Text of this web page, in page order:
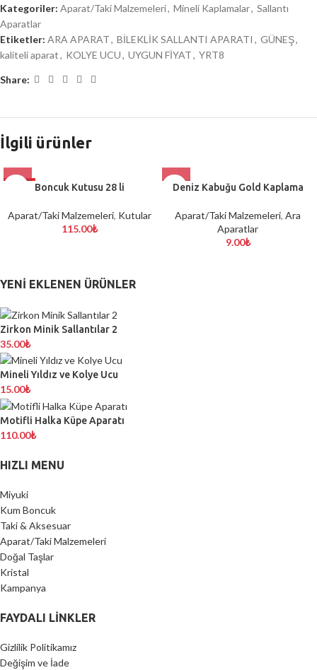
Kategoriler: Aparat/Taki Malzemeleri, Mineli Kaplamalar, Sallantı
Aparatlar
Etiketler: ARA APARAT, BİLEKLİK SALLANTI APARATI , GÜNEŞ,
kaliteli aparat, KOLYE UCU, UYGUN FİYAT, YRT8
Share:
İlgili ürünler
Boncuk Kutusu 28 li
Aparat/Taki Malzemeleri, Kutular
115.00₺
Deniz Kabuğu Gold Kaplama
Aparat/Taki Malzemeleri, Ara
Aparatlar
9.00₺
YENI EKLENEN ÜRÜNLER
Zirkon Minik Sallantılar 2
35.00₺
Mineli Yıldız ve Kolye Ucu
15.00₺
Motifli Halka Küpe Aparatı
110.00₺
HIZLI MENU
Miyuki
Kum Boncuk
Taki & Aksesuar
Aparat/Taki Malzemeleri
Doğal Taşlar
Kristal
Kampanya
FAYDALI LİNKLER
Gizlilik Politikamız
Değişim ve İade